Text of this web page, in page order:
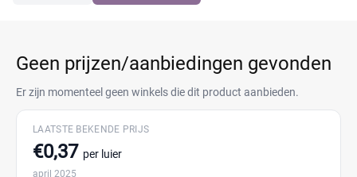
Geen prijzen/aanbiedingen gevonden
Er zijn momenteel geen winkels die dit product aanbieden.
LAATSTE BEKENDE PRIJS
€0,37 per luier
april 2025